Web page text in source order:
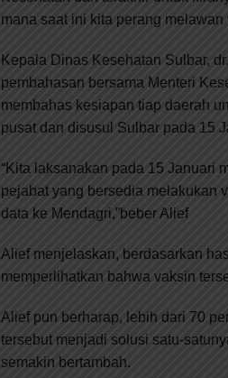
mana saat ini kita perang melawan
Kepala Dinas Kesehatan Sulbar,
pembahasan bersama Menteri
membahas kesiapan tiap daerah
pusat dan disusul Sulbar pada 15
“Kita laksanakan pada 15 Januari
pejabat yang bersedia melakukan
data ke Mendagri,”beber Alief
Alief menjelaskan, berdasarkan
memperlihatkan bahwa vaksin
Alief pun berharap, lebih dari 70
tersebut menjadi solusi satu-
semakin bertambah.